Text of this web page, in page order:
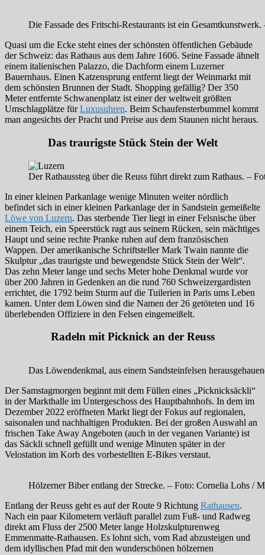
Die Fassade des Fritschi-Restaurants ist ein
Quasi um die Ecke steht eines der schönsten öffentlichen Gebäude
der Schweiz: das Rathaus aus dem Jahre 1606. Seine Fassade ähnelt
einem italienischen Palazzo, die Dachform einem Luzerner
Bauernhaus. Einen Katzensprung entfernt liegt der Weinmarkt mit
dem schönsten Brunnen der Stadt. Shopping gefällig? Der 350
Meter entfernte Schwanenplatz ist einer der weltweit größten
Umschlagplätze fürLuxusuhren. Beim Schaufensterbummel kommt
man angesichts der Pracht und Preise aus dem Staunen nicht heraus.
Das traurigste Stück Stein der Welt
Der Rathaussteg über die Reuss führt direkt zum Rathaus. –
In einer kleinen Parkanlage wenige Minuten weiter nördlich
befindet sich in einer kleinen Parkanlage der in Sandstein gemeißelte
Löwe von Luzern. Das sterbende Tier liegt in einer Felsnische über
einem Teich, ein Speerstück ragt aus seinem Rücken, sein mächtiges
Haupt und seine rechte Pranke ruhen auf dem französischen
Wappen. Der amerikanische Schriftsteller Mark Twain nannte die
Skulptur „das traurigste und bewegendste Stück Stein der Welt“.
Das zehn Meter lange und sechs Meter hohe Denkmal wurde vor
über 200 Jahren in Gedenken an die rund 760 Schweizergardisten
errichtet, die 1792 beim Sturm auf die Tuilerien in Paris ums Leben
kamen. Unter dem Löwen sind die Namen der 26 getöteten und 16
überlebenden Offiziere in den Felsen eingemeißelt.
Radeln mit Picknick an der Reuss
Das Löwendenkmal, aus einem Sandsteinfelsen
Der Samstagmorgen beginnt mit dem Füllen eines „Picknicksäckli“
in der Markthalle im Untergeschoss des Hauptbahnhofs. In dem im
Dezember 2022 eröffneten Markt liegt der Fokus auf regionalen,
saisonalen und nachhaltigen Produkten. Bei der großen Auswahl an
frischen Take Away Angeboten (auch in der veganen Variante) ist
das Säckli schnell gefüllt und wenige Minuten später in der
Velostation im Korb des vorbestellten E-Bikes verstaut.
Hölzerner Biber entlang der Strecke. – Foto: Cornelia Lohs /
Entlang der Reuss geht es auf der Route 9 Richtung Rathausen.
Nach ein paar Kilometern verläuft parallel zum Fuß- und Radweg
direkt am Fluss der 2500 Meter lange Holzskulpturenweg
Emmenmatte-Rathausen. Es lohnt sich, vom Rad abzusteigen und
dem idyllischen Pfad mit den wunderschönen hölzernen